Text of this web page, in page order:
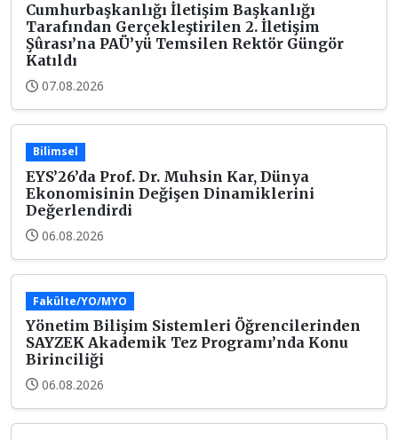
Cumhurbaşkanlığı İletişim Başkanlığı
Tarafından Gerçekleştirilen 2. İletişim
Şûrası’na PAÜ’yü Temsilen Rektör Güngör
Katıldı
07.08.2026
Bilimsel
EYS’26’da Prof. Dr. Muhsin Kar, Dünya
Ekonomisinin Değişen Dinamiklerini
Değerlendirdi
06.08.2026
Fakülte/YO/MYO
Yönetim Bilişim Sistemleri Öğrencilerinden
SAYZEK Akademik Tez Programı’nda Konu
Birinciliği
06.08.2026